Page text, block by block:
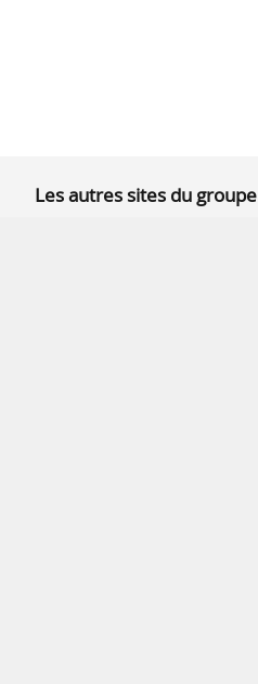
Les autres sites du groupe